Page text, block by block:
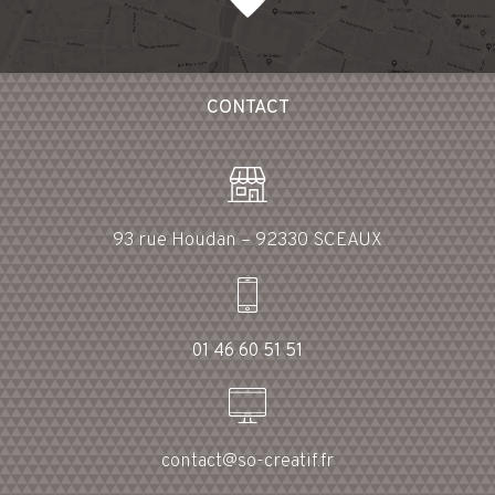
CONTACT
93 rue Houdan – 92330 SCEAUX
01 46 60 51 51
contact@so-creatif.fr